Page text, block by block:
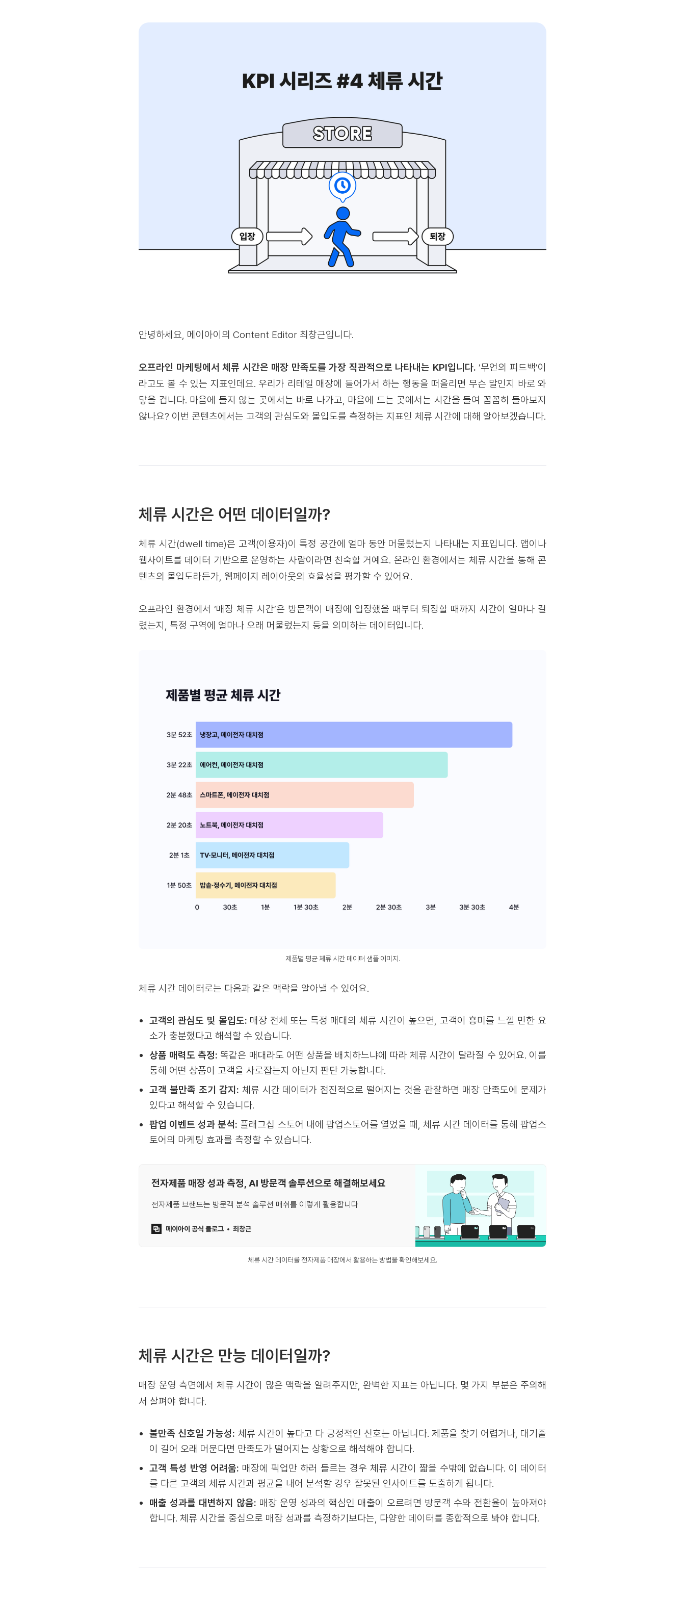
안녕하세요, 메이아이의 Content Editor 최창근입니다.
오프라인 마케팅에서 체류 시간은 매장 만족도를 가장 직관적으로 나타내는 KPI입니다. ‘무언의 피드백’이
라고도 볼 수 있는 지표인데요. 우리가 리테일 매장에 들어가서 하는 행동을 떠올리면 무슨 말인지 바로 와
닿을 겁니다. 마음에 들지 않는 곳에서는 바로 나가고, 마음에 드는 곳에서는 시간을 들여 꼼꼼히 돌아보지
않나요? 이번 콘텐츠에서는 고객의 관심도와 몰입도를 측정하는 지표인 체류 시간에 대해 알아보겠습니다.
체류 시간은 어떤 데이터일까?
체류 시간(dwell time)은 고객(이용자)이 특정 공간에 얼마 동안 머물렀는지 나타내는 지표입니다. 앱이나
웹사이트를 데이터 기반으로 운영하는 사람이라면 친숙할 거예요. 온라인 환경에서는 체류 시간을 통해 콘
텐츠의 몰입도라든가, 웹페이지 레이아웃의 효율성을 평가할 수 있어요.
오프라인 환경에서 ‘매장 체류 시간’은 방문객이 매장에 입장했을 때부터 퇴장할 때까지 시간이 얼마나 걸
렸는지, 특정 구역에 얼마나 오래 머물렀는지 등을 의미하는 데이터입니다.
제품별 평균 체류 시간 데이터 샘플 이미지.
체류 시간 데이터로는 다음과 같은 맥락을 알아낼 수 있어요.
고객의 관심도 및 몰입도: 매장 전체 또는 특정 매대의 체류 시간이 높으면, 고객이 흥미를 느낄 만한 요
소가 충분했다고 해석할 수 있습니다.
상품 매력도 측정: 똑같은 매대라도 어떤 상품을 배치하느냐에 따라 체류 시간이 달라질 수 있어요. 이를
통해 어떤 상품이 고객을 사로잡는지 아닌지 판단 가능합니다.
고객 불만족 조기 감지: 체류 시간 데이터가 점진적으로 떨어지는 것을 관찰하면 매장 만족도에 문제가
있다고 해석할 수 있습니다.
팝업 이벤트 성과 분석: 플래그십 스토어 내에 팝업스토어를 열었을 때, 체류 시간 데이터를 통해 팝업스
토어의 마케팅 효과를 측정할 수 있습니다.
전자제품 매장 성과 측정, AI 방문객 솔루션으로 해결해보세요
전자제품 브랜드는 방문객 분석 솔루션 매쉬를 이렇게 활용합니다
메이아이 공식 블로그 최창근
체류 시간 데이터를 전자제품 매장에서 활용하는 방법을 확인해보세요.
체류 시간은 만능 데이터일까?
매장 운영 측면에서 체류 시간이 많은 맥락을 알려주지만, 완벽한 지표는 아닙니다. 몇 가지 부분은 주의해
서 살펴야 합니다.
불만족 신호일 가능성: 체류 시간이 높다고 다 긍정적인 신호는 아닙니다. 제품을 찾기 어렵거나, 대기줄
이 길어 오래 머문다면 만족도가 떨어지는 상황으로 해석해야 합니다.
고객 특성 반영 어려움: 매장에 픽업만 하러 들르는 경우 체류 시간이 짧을 수밖에 없습니다. 이 데이터
를 다른 고객의 체류 시간과 평균을 내어 분석할 경우 잘못된 인사이트를 도출하게 됩니다.
매출 성과를 대변하지 않음: 매장 운영 성과의 핵심인 매출이 오르려면 방문객 수와 전환율이 높아져야
합니다. 체류 시간을 중심으로 매장 성과를 측정하기보다는, 다양한 데이터를 종합적으로 봐야 합니다.